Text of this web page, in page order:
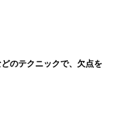
のテクニックで、欠点を